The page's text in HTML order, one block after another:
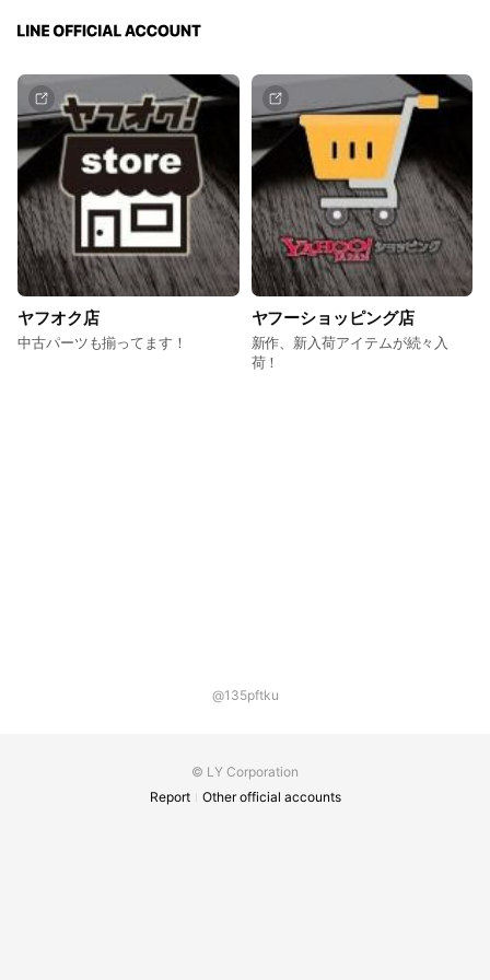
ヤフオク店
中古パーツも揃ってます！
ヤフーショッピング店
新作、新入荷アイテムが続々入
荷！
@135pftku
© LY Corporation
Report
Other official accounts